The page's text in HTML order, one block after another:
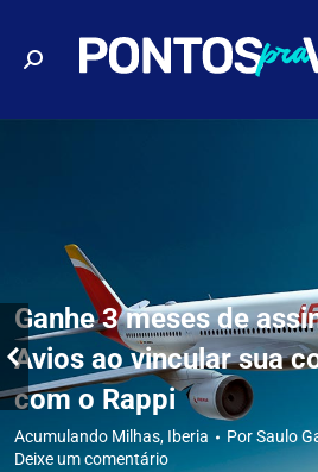
Buscar
Ganhe 3 meses de
Avios ao vincular sua
com o Rappi
Acumulando Milhas, Iberia PorSaulo
Deixe um comentário